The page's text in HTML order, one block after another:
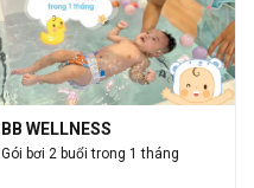
BB WELLNESS
Gói bơi 2 buổi trong 1 tháng